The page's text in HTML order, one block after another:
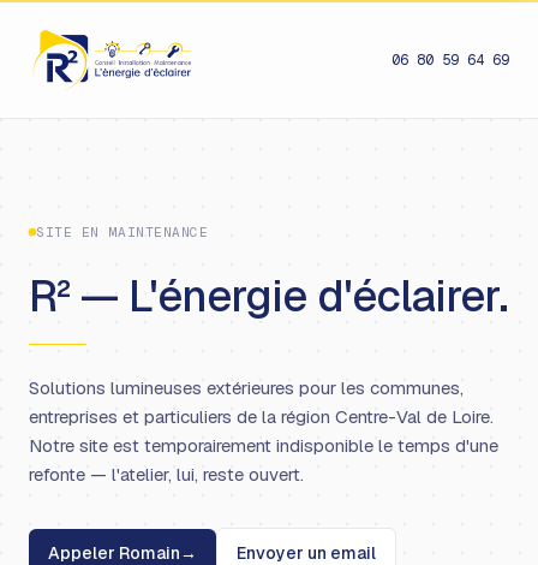
06 80 59 64 69
SITE EN MAINTENANCE
R² — L'énergie d'éclairer.
Solutions lumineuses extérieures pour les communes,
entreprises et particuliers de la région Centre-Val de Loire.
Notre site est temporairement indisponible le temps d'une
refonte — l'atelier, lui, reste ouvert.
Appeler Romain→ Envoyer un email